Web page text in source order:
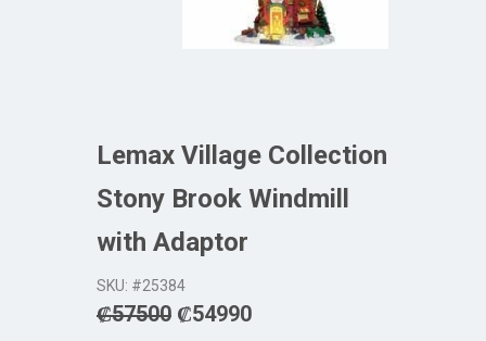
Lemax Village Collection
Stony Brook Windmill
with Adaptor
SKU: #25384
₡57500 ₡54990